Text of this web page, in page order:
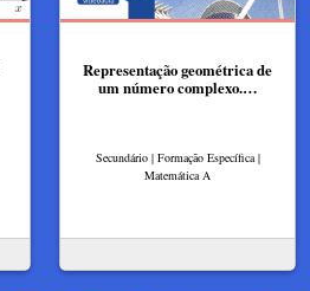
Representação geométrica de
um número complexo.…
Secundário | Formação Específica |
Matemática A